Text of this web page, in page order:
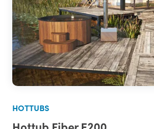
HOTTUBS